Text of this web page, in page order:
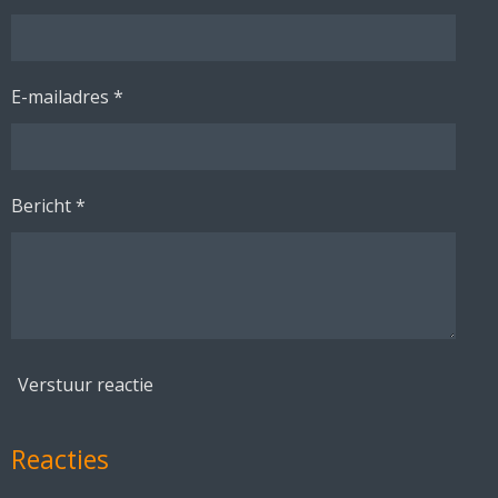
E-mailadres *
Bericht *
Verstuur reactie
Reacties